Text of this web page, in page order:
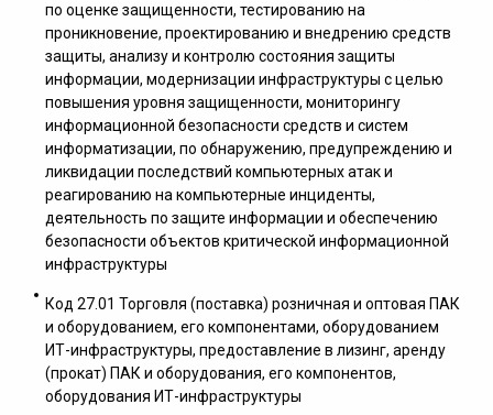
по оценке защищенности, тестированию на
проникновение, проектированию и внедрению средств
защиты, анализу и контролю состояния защиты
информации, модернизации инфраструктуры с целью
повышения уровня защищенности, мониторингу
информационной безопасности средств и систем
информатизации, по обнаружению, предупреждению и
ликвидации последствий компьютерных атак и
реагированию на компьютерные инциденты,
деятельность по защите информации и обеспечению
безопасности объектов критической информационной
инфраструктуры
Код 27.01 Торговля (поставка) розничная и оптовая ПАК
и оборудованием, его компонентами, оборудованием
ИТ-инфраструктуры, предоставление в лизинг, аренду
(прокат) ПАК и оборудования, его компонентов,
оборудования ИТ-инфраструктуры